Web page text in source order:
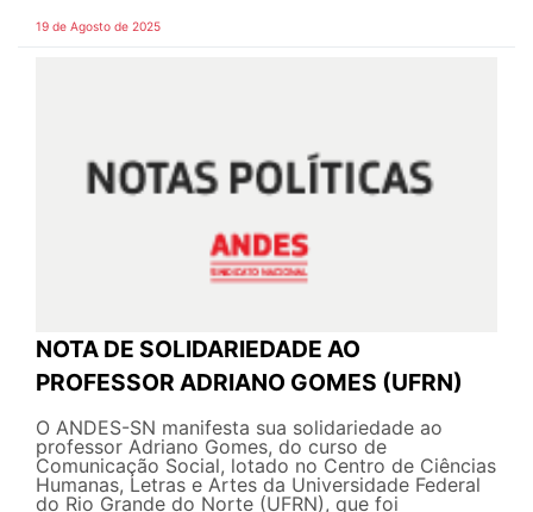
19 de Agosto de 2025
NOTA DE SOLIDARIEDADE AO
PROFESSOR ADRIANO GOMES (UFRN)
O ANDES-SN manifesta sua solidariedade ao
professor Adriano Gomes, do curso de
Comunicação Social, lotado no Centro de Ciências
Humanas, Letras e Artes da Universidade Federal
do Rio Grande do Norte (UFRN), que foi